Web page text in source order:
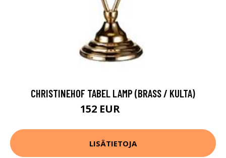
CHRISTINEHOF TABEL LAMP (BRASS / KULTA)
152 EUR
LISÄTIETOJA